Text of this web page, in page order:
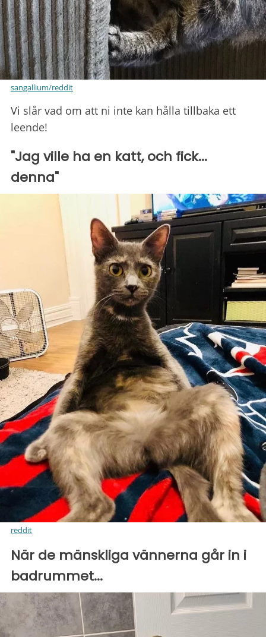
sangallium/reddit
Vi slår vad om att ni inte kan hålla tillbaka ett
leende!
"Jag ville ha en katt, och fick...
denna"
reddit
När de mänskliga vännerna går in i
badrummet...